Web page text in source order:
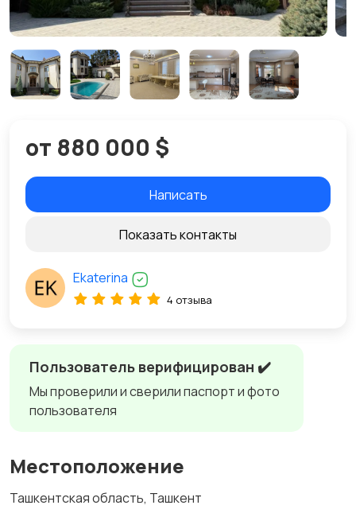
Пользователь верифицирован ✔️
Мы проверили и сверили паспорт и фото
пользователя
Местоположение
Ташкентская область, Ташкент
от 880 000 $
Написать
Показать контакты
Ekaterina
4 отзыва